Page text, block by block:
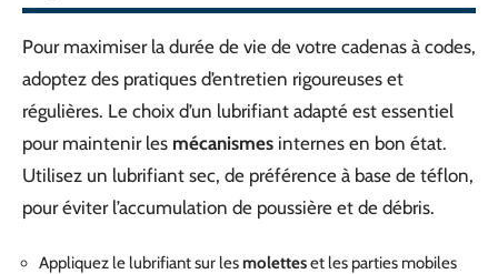
Pour maximiser la durée de vie de votre cadenas à codes,
adoptez des pratiques d’entretien rigoureuses et
régulières. Le choix d’un lubrifiant adapté est essentiel
pour maintenir les mécanismes internes en bon état.
Utilisez un lubrifiant sec, de préférence à base de téflon,
pour éviter l’accumulation de poussière et de débris.
Appliquez le lubrifiant sur lesmoletteset les parties mobiles